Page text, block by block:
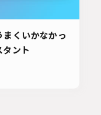
くいかなかっ
ント